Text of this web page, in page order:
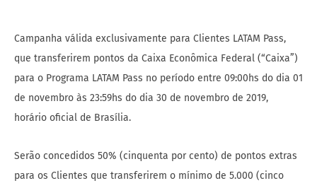
Campanha válida exclusivamente para Clientes LATAM Pass,
que transferirem pontos da Caixa Econômica Federal (“Caixa”)
para o Programa LATAM Pass no período entre 09:00hs do dia 01
de novembro às 23:59hs do dia 30 de novembro de 2019,
horário oficial de Brasília.
Serão concedidos 50% (cinquenta por cento) de pontos extras
para os Clientes que transferirem o mínimo de 5.000 (cinco